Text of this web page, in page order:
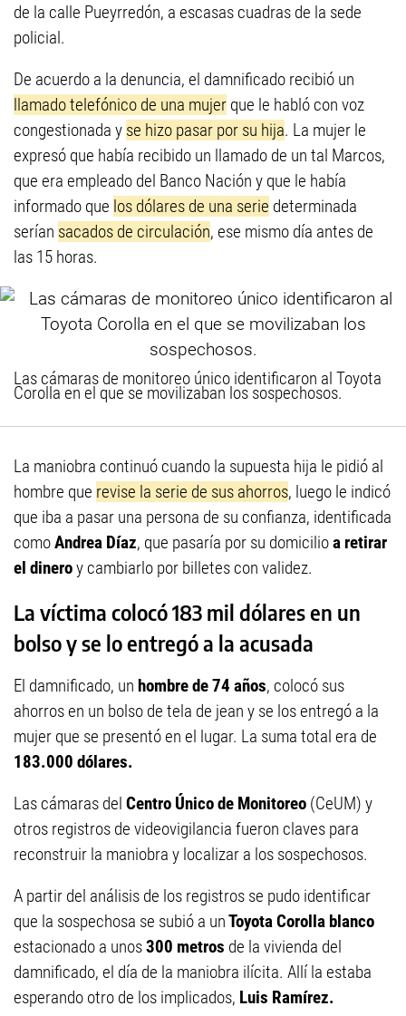
de la calle Pueyrredón, a escasas cuadras de la sede
policial.
De acuerdo a la denuncia, el damnificado recibió un
llamado telefónico de una mujer que le habló con voz
congestionada y se hizo pasar por su hija. La mujer le
expresó que había recibido un llamado de un tal Marcos,
que era empleado del Banco Nación y que le había
informado que los dólares de una serie determinada
serían sacados de circulación, ese mismo día antes de
las 15 horas.
Las cámaras de monitoreo único identificaron al Toyota
Corolla en el que se movilizaban los sospechosos.
La maniobra continuó cuando la supuesta hija le pidió al
hombre que revise la serie de sus ahorros, luego le indicó
que iba a pasar una persona de su confianza, identificada
comoAndrea Díaz, que pasaría por su domicilioa retirar
el dineroy cambiarlo por billetes con validez.
La víctima colocó 183 mil dólares en un
bolso y se lo entregó a la acusada
El damnificado, un hombre de 74 años, colocó sus
ahorros en un bolso de tela de jean y se los entregó a la
mujer que se presentó en el lugar. La suma total era de
183.000 dólares.
Las cámaras del Centro Único de Monitoreo (CeUM) y
otros registros de videovigilancia fueron claves para
reconstruir la maniobra y localizar a los sospechosos.
A partir del análisis de los registros se pudo identificar
que la sospechosa se subió a unToyota Corolla blanco
estacionado a unos300 metros de la vivienda del
damnificado, el día de la maniobra ilícita. Allí la estaba
esperando otro de los implicados, Luis Ramírez.